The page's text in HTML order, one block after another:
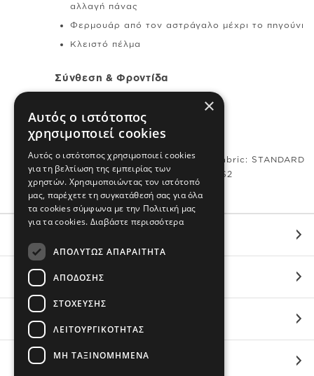
αλλαγή πάνας
Φερμουάρ από τον αστράγαλο μέχρι το πηγούνι
Κλειστό πέλμα
Σύνθεση & Φροντίδα
Εισαγωγής
Πλένεται στο πλυντήριο
Made from certified Oeko-Tex fabric: STANDARD
100 by OEKO-TEX®20.HUS.39362
ΟΙ ΑΓΟΡΕΣ ΣΟΥ
ΣΧΕΤΙΚΑ ΜΕ ΕΜΑΣ
BRANDS
×
Αυτός ο ιστότοπος
χρησιμοποιεί cookies
Αυτός ο ιστότοπος χρησιμοποιεί cookies
για τη βελτίωση της εμπειρίας των
χρηστών. Χρησιμοποιώντας τον ιστότοπό
μας, παρέχετε τη συγκατάθεσή σας για όλα
τα cookies σύμφωνα με την Πολιτική μας
για τα cookies. Διαβάστε περισσότερα
ΑΠΟΛΎΤΩΣ ΑΠΑΡΑΊΤΗΤΑ
ΑΠΌΔΟΣΗΣ
ΣΤΌΧΕΥΣΗΣ
ΛΕΙΤΟΥΡΓΙΚΌΤΗΤΑΣ
ΜΗ ΤΑΞΙΝΟΜΗΜΈΝΑ